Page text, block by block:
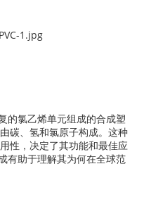
的氯乙烯单元组成的合成塑
碳、氢和氯原子构成。这种
性，决定了其功能和最佳应
有助于理解其为何在全球范